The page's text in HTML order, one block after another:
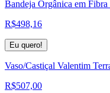
Bandeja Orgânica em
R$498,16
Eu quero!
Vaso/Castiçal Valentim
R$507,00